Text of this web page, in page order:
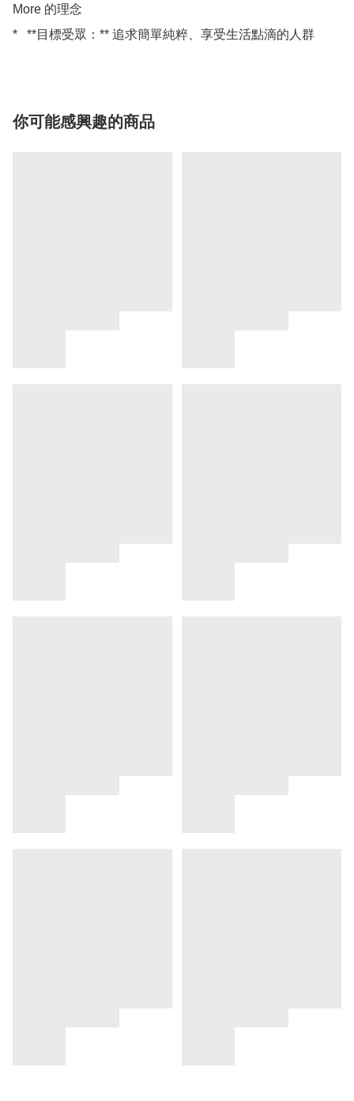
More 的理念
你可能感興趣的商品